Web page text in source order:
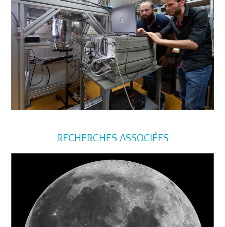
RECHERCHES ASSOCIÉES